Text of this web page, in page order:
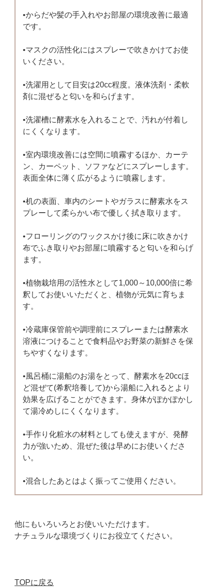
•からだや髪の手入れやお部屋の環境改善に最適
です。
•マスクの活性化にはスプレーで吹きかけてお使
いください。
•洗濯用として目安は20cc程度。液体洗剤・柔軟
剤に混ぜると匂いを和らげます。
•洗濯槽に酵素水を入れることで、汚れが付着し
にくくなります。
•室内環境改善には空間に噴霧するほか、カーテ
ン、カーペット、ソファなどにスプレーします。
表面全体に薄く広がるように噴霧します。
•机の表面、車内のシートやガラスに酵素水をス
プレーして柔らかい布で優しく拭き取ります。
•フローリングのワックスかけ後に床に吹きかけ
布でふき取りやお部屋に噴霧すると匂いを和らげ
ます。
•植物栽培用の活性水として1,000～10,000倍に希
釈してお使いいただくと、植物が元気に育ちま
す。
•冷蔵庫保管前や調理前にスプレーまたは酵素水
溶液につけることで食料品やお野菜の新鮮さを保
ちやすくなります。
•風呂桶に湯船のお湯をとって、酵素水を20ccほ
ど混ぜて(希釈培養して)から湯船に入れるとより
効果を広げることができます。身体がぽかぽかし
て湯冷めしにくくなります。
•手作り化粧水の材料としても使えますが、発酵
力が強いため、混ぜた後は早めにお使いくださ
い。
•混合したあとはよく振ってご使用ください。
他にもいろいろとお使いいただけます。
ナチュラルな環境づくりにお役立てください。
TOPに戻る